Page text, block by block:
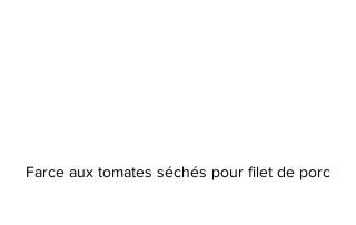
Farce aux tomates séchés pour filet de porc